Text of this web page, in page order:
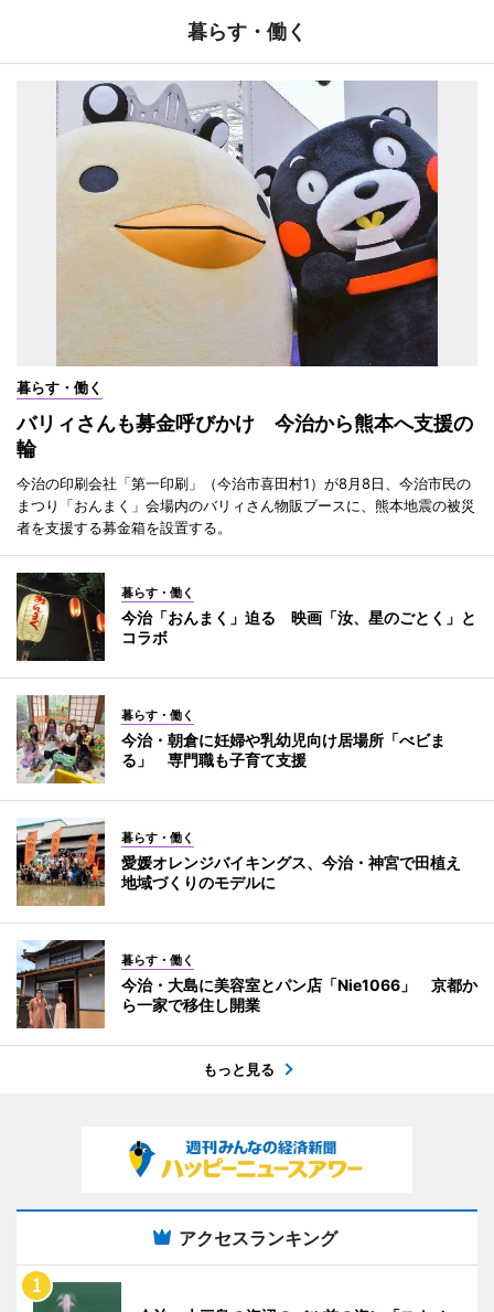
暮らす・働く
暮らす・働く
バリィさんも募金呼びかけ 今治から熊本へ支援の
輪
今治の印刷会社「第一印刷」（今治市喜田村1）が8月8日、今治市民の
まつり「おんまく」会場内のバリィさん物販ブースに、熊本地震の被災
者を支援する募金箱を設置する。
暮らす・働く
今治「おんまく」迫る 映画「汝、星のごとく」と
コラボ
暮らす・働く
今治・朝倉に妊婦や乳幼児向け居場所「べビま
る」 専門職も子育て支援
暮らす・働く
愛媛オレンジバイキングス、今治・神宮で田植え
地域づくりのモデルに
暮らす・働く
今治・大島に美容室とパン店「Nie1066」 京都か
ら一家で移住し開業
もっと見る
アクセスランキング